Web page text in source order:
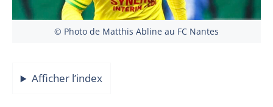
© Photo de Matthis Abline au FC Nantes
Afficher l’index